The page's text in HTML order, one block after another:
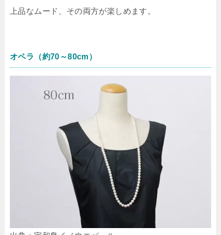
上品なムード、その両方が楽しめます。
オペラ（約70～80cm）